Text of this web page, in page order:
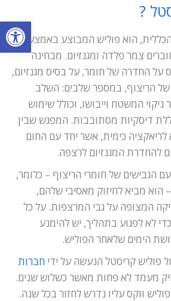
פתח
?
הוא פוליש המבוצע באמצעות
צמר פלדה ומגנזיום. מבחינה
על החדרה של חומר, על בסיס מגנזיום,
הריצוף, במספר שלבים: השלב
המשטח וייבושו, וכולל שימוש
דיסקיות מסתובבות. המפגש שבין
כימית, אשר יחד עם החום
להחדרת המגנזיום לרצפה.
הגבישים של חומרי הריצוף – כלומר,
הוא מביא לחיזוק מאסיבי שלהם,
המצופה על גבי המרצפות. על כל
לא לפגוע בתהליך, יש להימנע
הימים שלאחר הפוליש.
פוליש קריסטל הנעשה על ידי חברות
מעמד לא פחות מאשר כשלוש שנים.
ווקס עליו נדרש לחזור בכל שנה.